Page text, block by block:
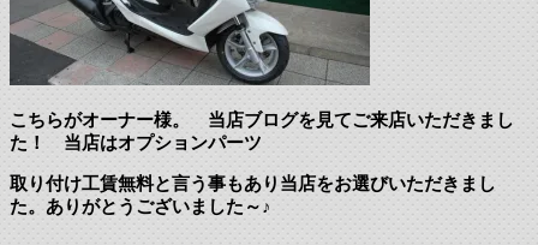
こちらがオーナー様。 当店ブログを見てご来店いただきまし
た！ 当店はオプションパーツ
取り付け工賃無料と言う事もあり当店をお選びいただきまし
た。ありがとうございました～♪